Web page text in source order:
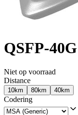
QSFP-40G
Niet op voorraad
Distance
10km 80km 40km
Codering